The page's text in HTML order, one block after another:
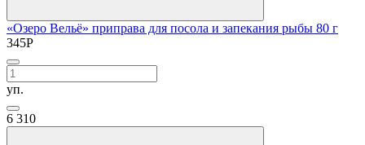
«Озеро Вельё» приправа для посола и запекания рыбы 80 г
345Р
уп.
6 310